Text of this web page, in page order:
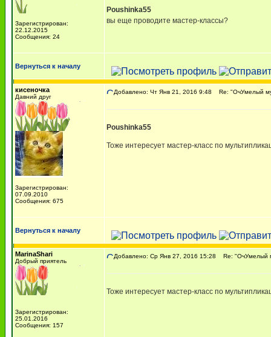
Зарегистрирован:
22.12.2015
Сообщения: 24
Poushinka55
вы еще проводите мастер-классы?
Вернуться к началу
кисеночка
Давний друг
Зарегистрирован:
07.09.2010
Сообщения: 675
Добавлено: Чт Янв 21, 2016 9:48 Re: "ОчУмелый
Poushinka55
Тоже интересует мастер-класс по
Вернуться к началу
MarinaShari
Добрый приятель
Зарегистрирован:
25.01.2016
Сообщения: 157
Добавлено: Ср Янв 27, 2016 15:28 Re: "ОчУмелый
Тоже интересует мастер-класс по